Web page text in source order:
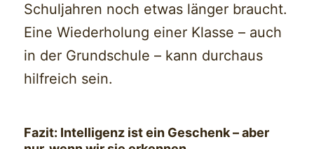
Schuljahren noch etwas länger braucht.
Eine Wiederholung einer Klasse – auch
in der Grundschule – kann durchaus
hilfreich sein.
Fazit: Intelligenz ist ein Geschenk – aber